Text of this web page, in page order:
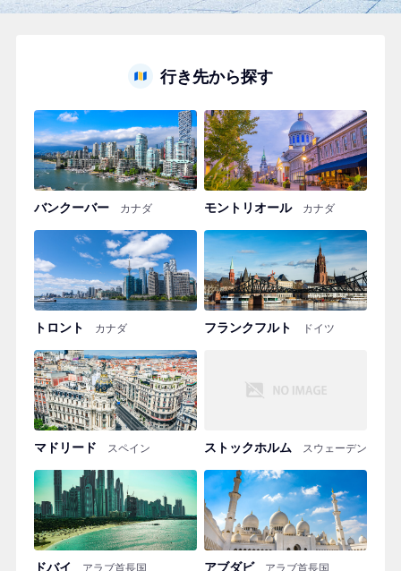
行き先から探す
バンクーバー カナダ モントリオール カナダ
トロント カナダ フランクフルト ドイツ
マドリード スペイン ストックホルム スウェーデン
ドバイ アラブ首長国 アブダビ アラブ首長国